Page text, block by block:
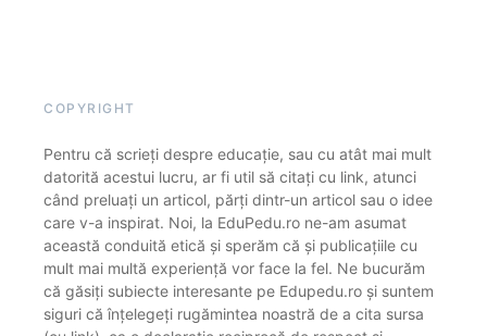
COPYRIGHT
Pentru că scrieți despre educație, sau cu atât mai mult
datorită acestui lucru, ar fi util să citați cu link, atunci
când preluați un articol, părți dintr-un articol sau o idee
care v-a inspirat. Noi, la EduPedu.ro ne-am asumat
această conduită etică și sperăm că și publicațiile cu
mult mai multă experiență vor face la fel. Ne bucurăm
că găsiți subiecte interesante pe Edupedu.ro și suntem
siguri că înțelegeți rugămintea noastră de a cita sursa